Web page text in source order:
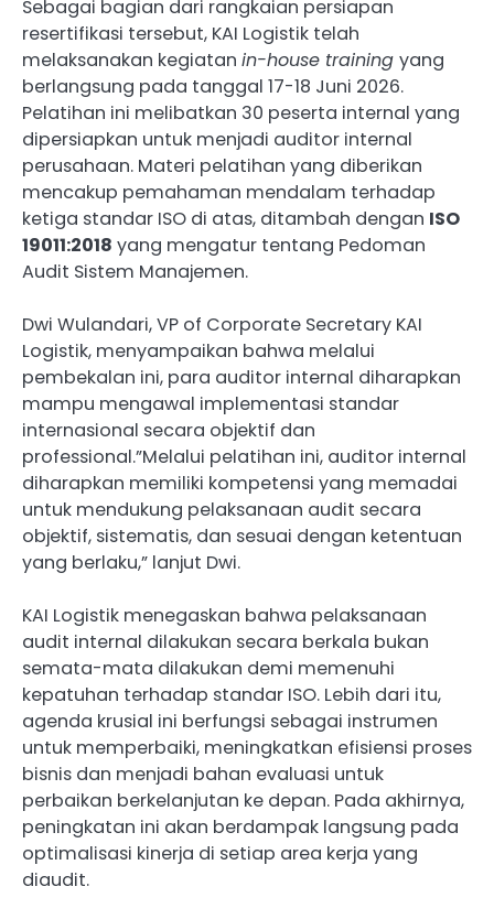
Sebagai bagian dari rangkaian persiapan
resertifikasi tersebut, KAI Logistik telah
melaksanakan kegiatan in-house training yang
berlangsung pada tanggal 17-18 Juni 2026.
Pelatihan ini melibatkan 30 peserta internal yang
dipersiapkan untuk menjadi auditor internal
perusahaan. Materi pelatihan yang diberikan
mencakup pemahaman mendalam terhadap
ketiga standar ISO di atas, ditambah dengan ISO
19011:2018 yang mengatur tentang Pedoman
Audit Sistem Manajemen.
Dwi Wulandari, VP of Corporate Secretary KAI
Logistik, menyampaikan bahwa melalui
pembekalan ini, para auditor internal diharapkan
mampu mengawal implementasi standar
internasional secara objektif dan
professional.”Melalui pelatihan ini, auditor internal
diharapkan memiliki kompetensi yang memadai
untuk mendukung pelaksanaan audit secara
objektif, sistematis, dan sesuai dengan ketentuan
yang berlaku,” lanjut Dwi.
KAI Logistik menegaskan bahwa pelaksanaan
audit internal dilakukan secara berkala bukan
semata-mata dilakukan demi memenuhi
kepatuhan terhadap standar ISO. Lebih dari itu,
agenda krusial ini berfungsi sebagai instrumen
untuk memperbaiki, meningkatkan efisiensi proses
bisnis dan menjadi bahan evaluasi untuk
perbaikan berkelanjutan ke depan. Pada akhirnya,
peningkatan ini akan berdampak langsung pada
optimalisasi kinerja di setiap area kerja yang
diaudit.